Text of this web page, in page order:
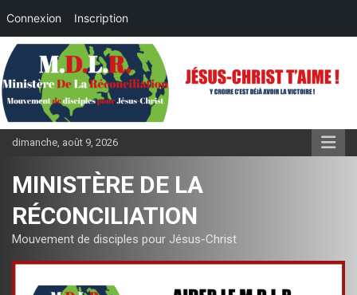
Connexion Inscription
Aller
au
contenu
dimanche, août 9, 2026
MINISTÈRE DE LA
RÉCONCILIATION
Mouvement de disciples pour Jésus-Christ